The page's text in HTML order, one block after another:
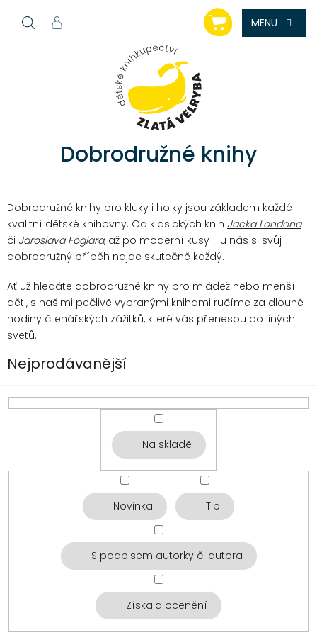
NÁKUPNÍ
KOŠÍK
Dobrodružné knihy
Dobrodružné knihy pro kluky i holky jsou základem každé
kvalitní dětské knihovny. Od klasických knih Jacka Londona
či Jaroslava Foglara, až po moderní kusy - u nás si svůj
dobrodružný příběh najde skutečně každý.
Ať už hledáte dobrodružné knihy pro mládež nebo menší
děti, s našimi pečlivě vybranými knihami ručíme za dlouhé
hodiny čtenářských zážitků, které vás přenesou do jiných
světů.
Nejprodávanější
Na skladě
Novinka Tip
S podpisem autorky či autora
Získala ocenění